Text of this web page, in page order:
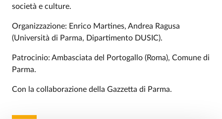
società e culture.
Organizzazione: Enrico Martines, Andrea Ragusa
(Università di Parma, Dipartimento DUSIC).
Patrocinio: Ambasciata del Portogallo (Roma), Comune di
Parma.
Con la collaborazione della Gazzetta di Parma.